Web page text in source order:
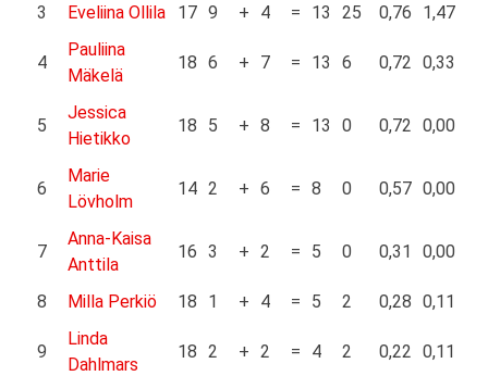
3 Eveliina Ollila 17 9 + 4 = 13 25 0,76 1,47
4
Pauliina
Mäkelä
18 6 + 7 = 13 6 0,72 0,33
5
Jessica
Hietikko
18 5 + 8 = 13 0 0,72 0,00
6
Marie
Lövholm
14 2 + 6 = 8 0 0,57 0,00
7
Anna-Kaisa
Anttila
16 3 + 2 = 5 0 0,31 0,00
8 Milla Perkiö 18 1 + 4 = 5 2 0,28 0,11
9
Linda
Dahlmars
18 2 + 2 = 4 2 0,22 0,11